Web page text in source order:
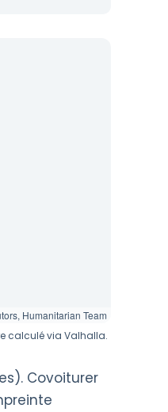
Humanitarian Team
calculé via Valhalla.
Covoiturer